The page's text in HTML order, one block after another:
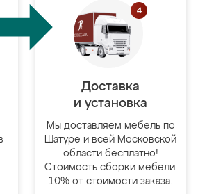
Доставка
и установка
Мы доставляем мебель по
Шатуре и всей Московской
области бесплатно!
Стоимость сборки мебели:
10% от стоимости заказа.